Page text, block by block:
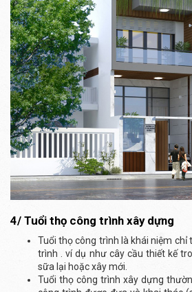
4/ Tuổi thọ công trình xây dựng
Tuổi thọ công trình là khái niệm chỉ
trình . ví dụ như cây cầu thiết kế
sữa lại hoặc xây mới.
Tuổi thọ công trình xây dựng